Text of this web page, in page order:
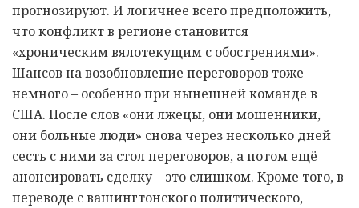
прогнозируют. И логичнее всего предположить,
что конфликт в регионе становится
«хроническим вялотекущим с обострениями».
Шансов на возобновление переговоров тоже
немного – особенно при нынешней команде в
США. После слов «они лжецы, они мошенники,
они больные люди» снова через несколько дней
сесть с ними за стол переговоров, а потом ещё
анонсировать сделку – это слишком. Кроме того, в
переводе с вашингтонского политического,